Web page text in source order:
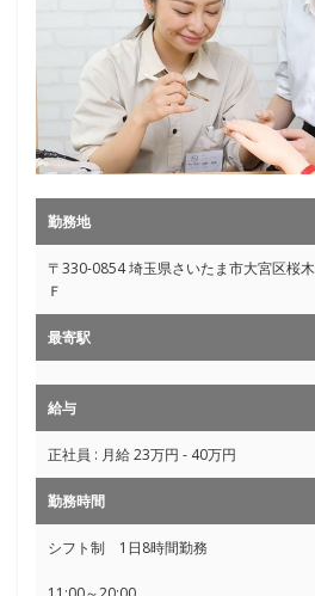
勤務地
〒330-0854 埼玉県さいたま市大宮区
Ｆ
最寄駅
給与
正社員 : 月給 23万円 - 40万円
勤務時間
シフト制 1日8時間勤務